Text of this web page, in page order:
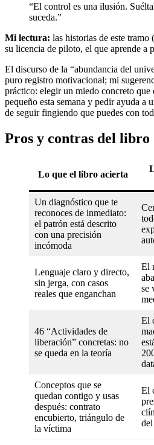
“El control es una ilusión.
suceda.”
Mi lectura: las historias de este
su licencia de piloto, el que aprende a
El discurso de la “abundancia del
puro registro motivacional; mi
práctico: elegir un miedo concreto que
pequeño esta semana y pedir ayuda a
de seguir fingiendo que puedes con
Pros y contras del libro
Lo que el libro acierta
Un diagnóstico que te
reconoces de inmediato:
el patrón está descrito
con una precisión
incómoda
Lenguaje claro y directo,
sin jerga, con casos
reales que enganchan
El
se
46 “Actividades de
liberación” concretas: no
se queda en la teoría
El
Conceptos que se
quedan contigo y usas
después: contrato
encubierto, triángulo de
la víctima
El